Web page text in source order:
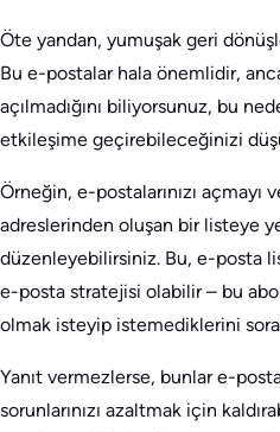
Öte yandan, yumuşak geri
Bu e-postalar hala önemlidir,
açılmadığını biliyorsunuz, bu
etkileşime geçirebileceğinizi
Örneğin, e-postalarınızı açmayı
adreslerinden oluşan bir listeye
düzenleyebilirsiniz. Bu, e-posta
e-posta stratejisi olabilir – bu
olmak isteyip istemediklerini
Yanıt vermezlerse, bunlar e-
sorunlarınızı azaltmak için